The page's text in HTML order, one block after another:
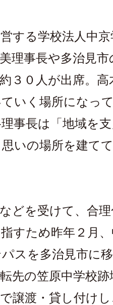
する学校法人中京
理事長や多治見
３０人が出席。
いく場所になっ
事長は「地域を
いの場所を建て
どを受けて、合
すため昨年２月
スを多治見市に
先の笠原中学校
譲渡・貸し付け